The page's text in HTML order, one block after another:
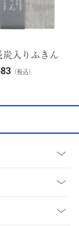
炭入りふきん
（税込）